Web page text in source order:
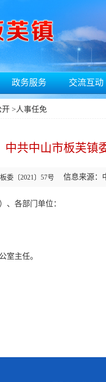
政务服务 交流互动
开 >人事任免
中共中山市板芙镇
委〔2021〕57号 信息来源：
、各部门单位：
室主任。